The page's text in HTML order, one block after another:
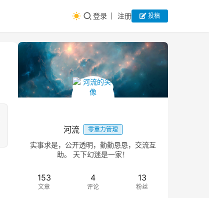
登录 注册 投稿
河流 零重力管理
实事求是，公开透明，勤勤恳恳，交流互
助。 天下幻迷是一家！
153
文章
4
评论
13
粉丝